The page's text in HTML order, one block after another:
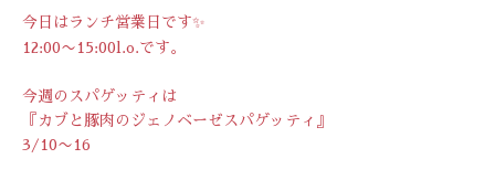
今日はランチ営業日です✨
12:00〜15:00l.o.です。
今週のスパゲッティは
『カブと豚肉のジェノベーゼスパゲッティ』
3/10〜16